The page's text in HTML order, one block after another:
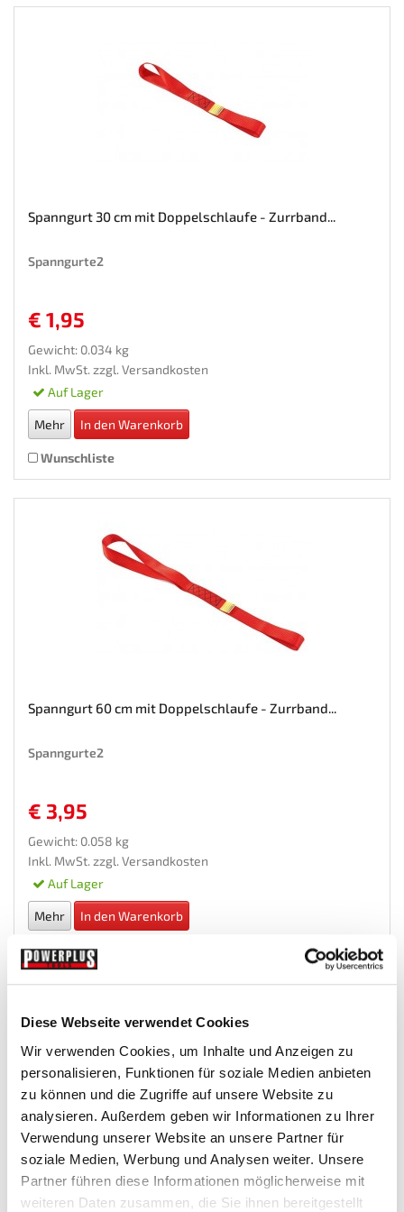
Diese Webseite verwendet Cookies
Wir verwenden Cookies, um Inhalte und Anzeigen zu
personalisieren, Funktionen für soziale Medien anbieten
zu können und die Zugriffe auf unsere Website zu
analysieren. Außerdem geben wir Informationen zu Ihrer
Verwendung unserer Website an unsere Partner für
soziale Medien, Werbung und Analysen weiter. Unsere
Partner führen diese Informationen möglicherweise mit
weiteren Daten zusammen, die Sie ihnen bereitgestellt
Spanngurt 30 cm mit Doppelschlaufe - Zurrband...
Spanngurte2
€ 1,95
Gewicht: 0.034 kg
Inkl. MwSt. zzgl. Versandkosten
Auf Lager
Mehr In den Warenkorb
Wunschliste
Spanngurt 60 cm mit Doppelschlaufe - Zurrband...
Spanngurte2
€ 3,95
Gewicht: 0.058 kg
Inkl. MwSt. zzgl. Versandkosten
Auf Lager
Mehr In den Warenkorb
Wunschliste
Spanngurt Set 30 cm 5 Stk. mit Doppelschlaufe -...